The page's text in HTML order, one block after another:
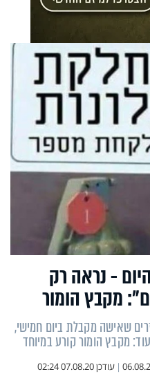
- נראה רק
מקבץ הומור
שאישה מקבלת ביום חמישי,
מקבץ הומור קורע במיוחד
| עודכן07.08.20 02:24